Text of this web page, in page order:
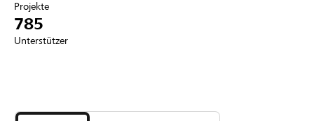
Anmelden
DE FR IT
Projekte
785
Unterstützer
Projekte